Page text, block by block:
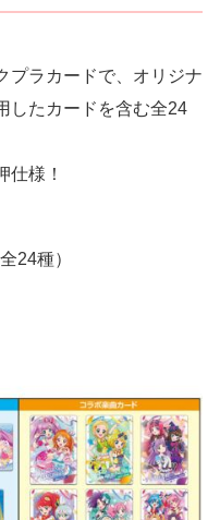
プラカードで、オリジナ
したカードを含む全24
仕様！
24種）